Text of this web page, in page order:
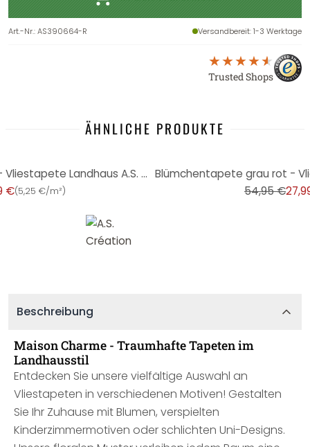
Art.-Nr.:AS390664-R Versandbereit: 1-3 Werktage
Trusted Shops
ÄHNLICHE PRODUKTE
Blümchentapete creme blau - Vliestapete Landhaus A.S. Création - matt leicht strukturiert
€(5,25 €/m²) 54,95 €
Beschreibung
Maison Charme - Traumhafte Tapeten im
Landhausstil
Entdecken Sie unsere vielfältige Auswahl an
Vliestapeten in verschiedenen Motiven! Gestalten
Sie Ihr Zuhause mit Blumen, verspielten
Kinderzimmermotiven oder schlichten Uni-Designs.